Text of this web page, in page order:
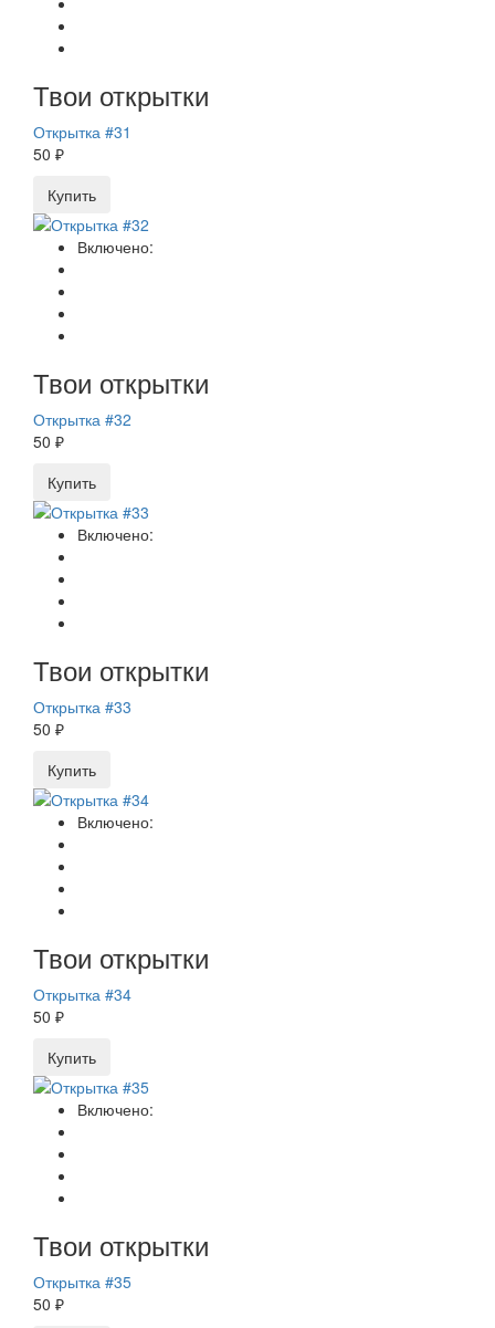
Твои открытки
Открытка #31
50 ₽
Купить
Включено:
Твои открытки
Открытка #32
50 ₽
Купить
Включено:
Твои открытки
Открытка #33
50 ₽
Купить
Включено:
Твои открытки
Открытка #34
50 ₽
Купить
Включено:
Твои открытки
Открытка #35
50 ₽